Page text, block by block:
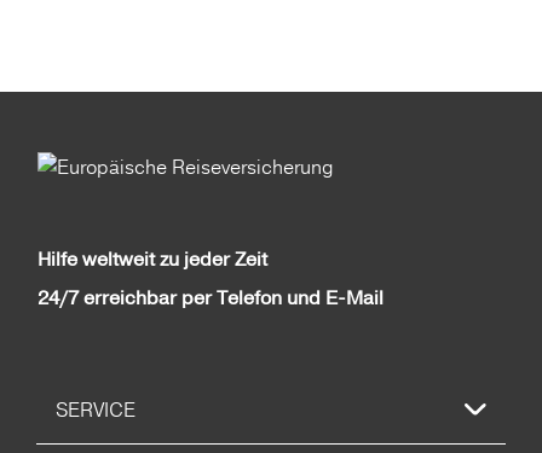
Hilfe weltweit zu jeder Zeit
24/7 erreichbar per Telefon und E-Mail
SERVICE